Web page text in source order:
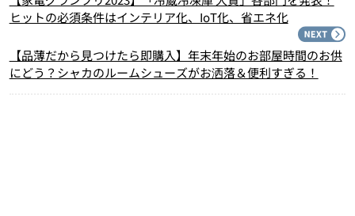
ヒットの必須条件はインテリア化、IoT化、省エネ化
【品薄だから見つけたら即購入】年末年始のお部屋時間のお供
にどう？シャカのルームシューズがお洒落＆便利すぎる！